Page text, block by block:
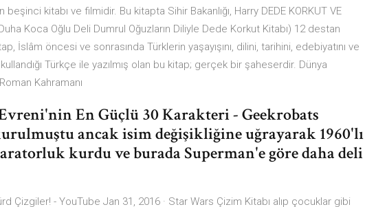
kitabı ve filmidir. Bu kitapta Sihir Bakanlığı, Harry DEDE KORKUT VE
Koca Oğlu Deli Dumrul Oğuzların Diliyle Dede Korkut Kitabı) 12 destan
İslâm öncesi ve sonrasında Türklerin yaşayışını, dilini, tarihini, edebiyatını ve
kullandığı Türkçe ile yazılmış olan bu kitap; gerçek bir şaheserdir. Dünya
Kahramanı
En Güçlü 30 Karakteri - Geekrobats
ancak isim değişikliğine uğrayarak 1960'lı
kurdu ve burada Superman'e göre daha deli
Çizgiler! - YouTube Jan 31, 2016 · Star Wars Çizim Kitabı alıp çocuklar gibi